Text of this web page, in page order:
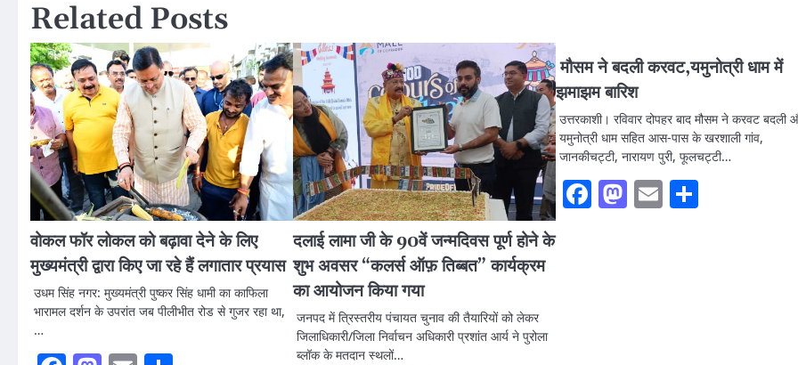
Related Posts
वोकल फॉर लोकल को बढ़ावा देने के लिए
मुख्यमंत्री द्वारा किए जा रहे हैं लगातार प्रयास
उधम सिंह नगर: मुख्यमंत्री पुष्कर सिंह धामी का काफिला
भारामल दर्शन के उपरांत जब पीलीभीत रोड से गुजर रहा था,
…
दलाई लामा जी के 90वें जन्मदिवस पूर्ण होने के
शुभ अवसर “कलर्स ऑफ़ तिब्बत” कार्यक्रम
का आयोजन किया गया
जनपद में त्रिस्तरीय पंचायत चुनाव की तैयारियों को लेकर
जिलाधिकारी/जिला निर्वाचन अधिकारी प्रशांत आर्य ने पुरोला
ब्लॉक के मतदान स्थलों…
मौसम ने बदली करवट,यमुनोत्री धाम में
झमाझम बारिश
उत्तरकाशी। रविवार दोपहर बाद मौसम ने करवट बदली
यमुनोत्री धाम सहित आस-पास के खरशाली गांव,
जानकीचट्टी, नारायण पुरी, फूलचट्टी…
Facebook
Mastodon
Email